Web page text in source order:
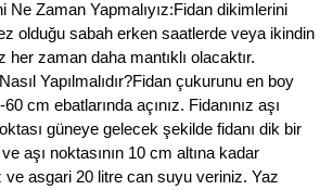
Ne Zaman Yapmalıyız:Fidan dikimlerini
olduğu sabah erken saatlerde veya ikindin
her zaman daha mantıklı olacaktır.
Yapılmalıdır?Fidan çukurunu en boy
cm ebatlarında açınız. Fidanınız aşı
güneye gelecek şekilde fidanı dik bir
aşı noktasının 10 cm altına kadar
ve asgari 20 litre can suyu veriniz. Yaz